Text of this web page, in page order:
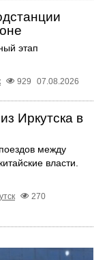
этап
929 07.08.2026
Иркутска в
между
власти.
270